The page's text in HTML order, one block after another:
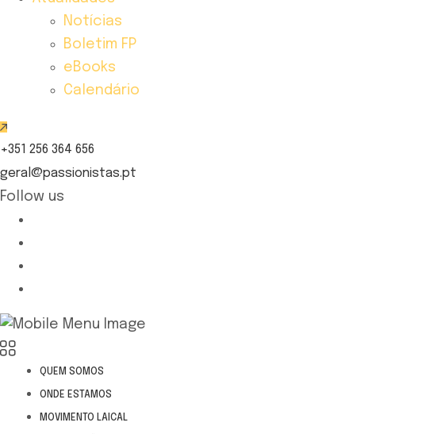
Notícias
Boletim FP
eBooks
Calendário
+351 256 364 656
geral@passionistas.pt
Follow us
QUEM SOMOS
ONDE ESTAMOS
MOVIMENTO LAICAL